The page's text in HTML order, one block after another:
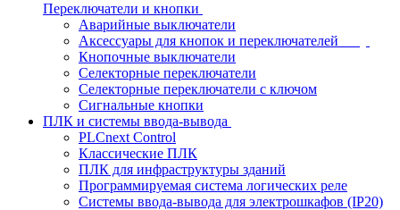
Переключатели и кнопки
Аварийные выключатели
Аксессуары для кнопок и переключателей
Кнопочные выключатели
Селекторные переключатели
Селекторные переключатели с ключом
Сигнальные кнопки
ПЛК и системы ввода-вывода
PLCnext Control
Классические ПЛК
ПЛК для инфраструктуры зданий
Программируемая система логических реле
Системы ввода-вывода для электрошкафов (IP20)